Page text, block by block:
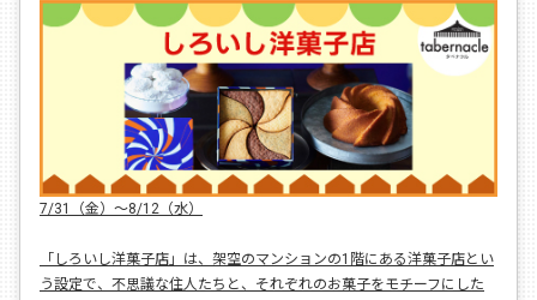
7/31（金）〜8/12（水）
「しろいし洋菓子店」は、架空のマンションの1階にある洋菓子店とい
う設定で、不思議な住人たちと、それぞれのお菓子をモチーフにした